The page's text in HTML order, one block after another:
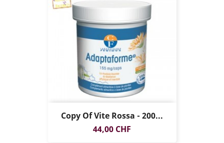
Copy Of Vite Rossa - 200...
Prezzo
44,00 CHF